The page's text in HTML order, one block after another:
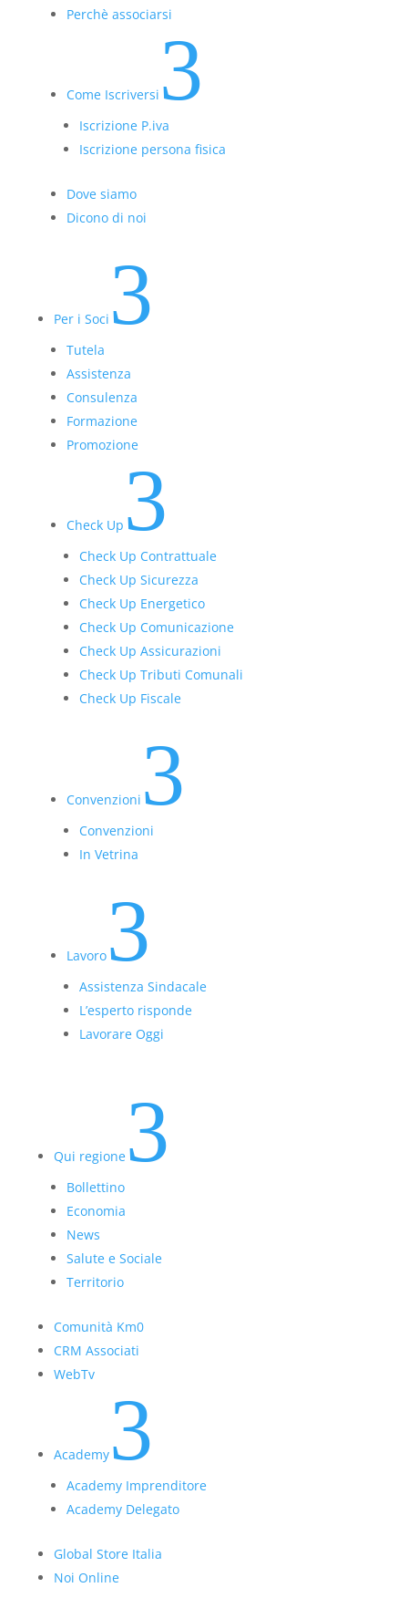
Perchè associarsi
Come Iscriversi 3
Iscrizione P.iva
Iscrizione persona fisica
Dove siamo
Dicono di noi
Per i Soci 3
Tutela
Assistenza
Consulenza
Formazione
Promozione
Check Up 3
Check Up Contrattuale
Check Up Sicurezza
Check Up Energetico
Check Up Comunicazione
Check Up Assicurazioni
Check Up Tributi Comunali
Check Up Fiscale
Convenzioni 3
Convenzioni
In Vetrina
Lavoro3
Assistenza Sindacale
L’esperto risponde
Lavorare Oggi
Qui regione3
Bollettino
Economia
News
Salute e Sociale
Territorio
Comunità Km0
CRM Associati
WebTv
Academy3
Academy Imprenditore
Academy Delegato
Global Store Italia
Noi Online